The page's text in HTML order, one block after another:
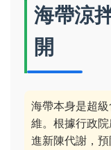
海帶涼
開
海帶本身是超
維。根據行政
進新陳代謝，